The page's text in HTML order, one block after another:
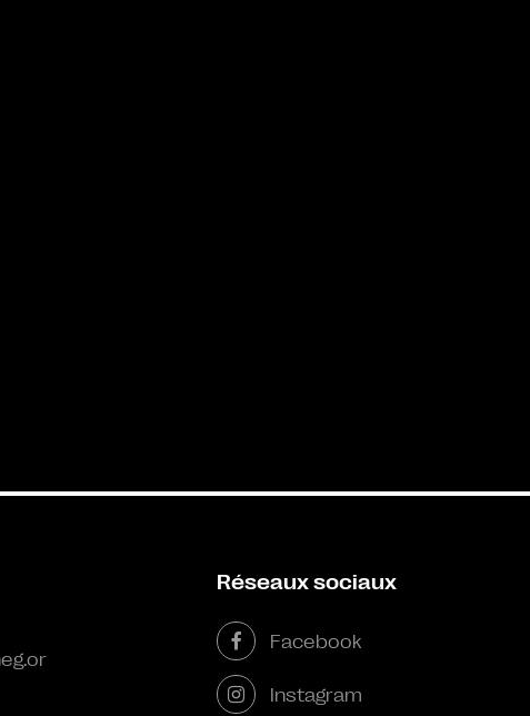
Réseaux sociaux
Facebook
Instagram